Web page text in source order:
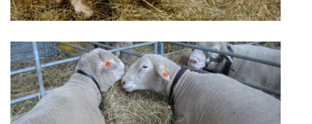
CHOV KOZ
CHOV OVCÍ
CHOV PRASAT